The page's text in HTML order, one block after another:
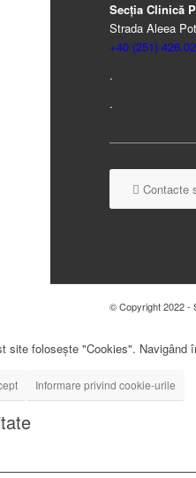
Secția Clinică
Strada Aleea
+40 (251)
.
.
Contacte
© Copyright 2022 -
site folosește "Cookies". Navigând
Informare privind cookie-urile